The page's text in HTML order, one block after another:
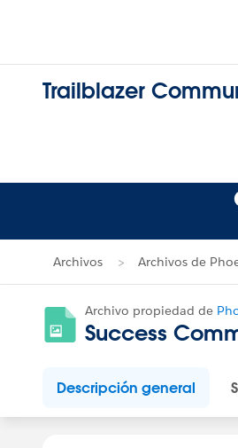
Trailblazer
Archivos Archivos de
Archivo propiedad de
Success
Descripción general